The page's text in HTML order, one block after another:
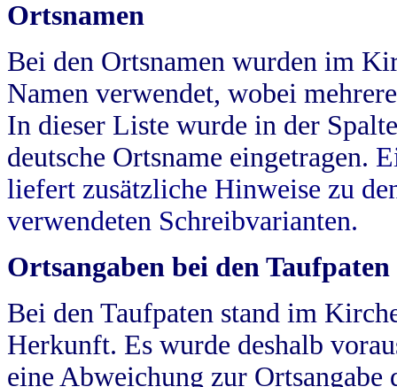
Ortsnamen
Bei den Ortsnamen wurden im
Namen verwendet, wobei
In dieser Liste wurde in der
deutsche Ortsname eingetragen.
liefert zusätzliche Hinweise zu
verwendeten Schreibvarianten.
Ortsangaben bei den Taufpaten
Bei den Taufpaten stand im
Herkunft. Es wurde deshalb
eine Abweichung zur